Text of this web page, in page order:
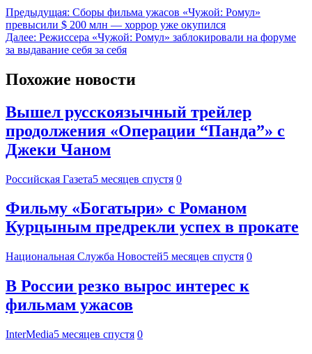
Предыдущая: Cборы фильма ужасов «Чужой: Ромул»
превысили $ 200 млн — хоррор уже окупился
Далее: Режиссера «Чужой: Ромул» заблокировали на форуме
за выдавание себя за себя
Похожие новости
Вышел русскоязычный трейлер
продолжения «Операции “Панда”» с
Джеки Чаном
Российская Газета5 месяцев спустя 0
Фильму «Богатыри» с Романом
Курцыным предрекли успех в прокате
Национальная Служба Новостей5 месяцев спустя 0
В России резко вырос интерес к
фильмам ужасов
InterMedia5 месяцев спустя 0